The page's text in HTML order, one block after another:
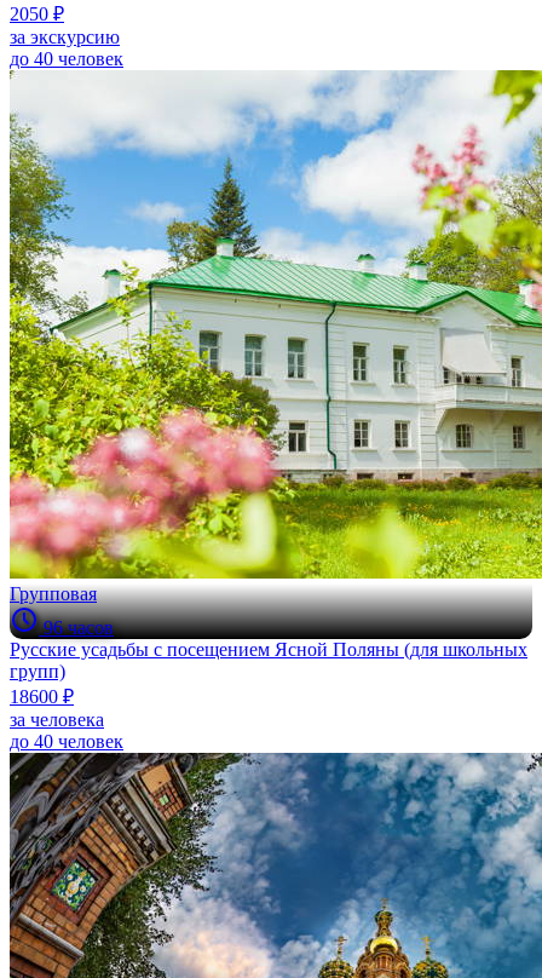
2050 ₽
за экскурсию
до 40 человек
Групповая
96 часов
Русские усадьбы с посещением Ясной Поляны (для школьных
групп)
18600 ₽
за человека
до 40 человек